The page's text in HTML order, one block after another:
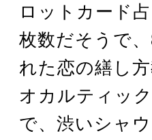
ロットカード
枚数だそうで
れた恋の繕し
オカルティッ
で、渋いシャ